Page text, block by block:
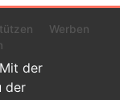
Werben
der
der